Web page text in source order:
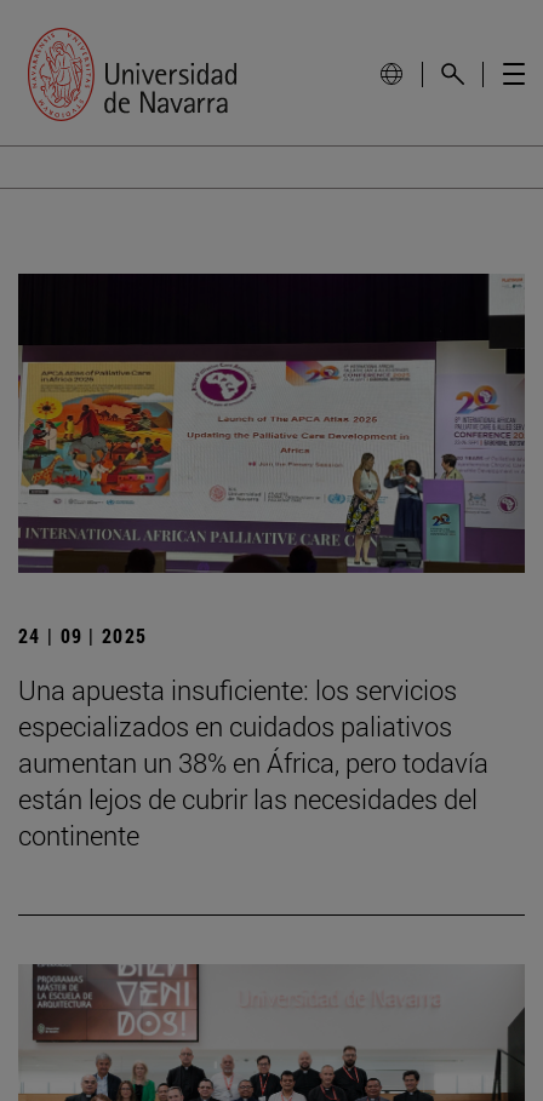
24 | 09 | 2025
Una apuesta insuficiente: los servicios
especializados en cuidados paliativos
aumentan un 38% en África, pero todavía
están lejos de cubrir las necesidades del
continente